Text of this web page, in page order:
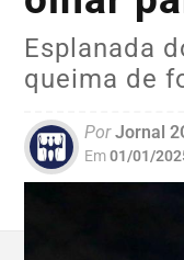
Esplanada
queima de
PorJornal
Em01/01/